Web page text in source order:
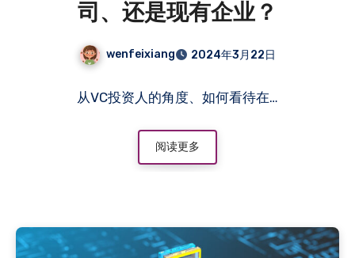
司、还是现有企业？
wenfeixiang 2024年3月22日
从VC投资人的角度、如何看待在…
阅读更多